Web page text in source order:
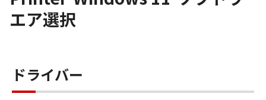
エア選択
ドライバー